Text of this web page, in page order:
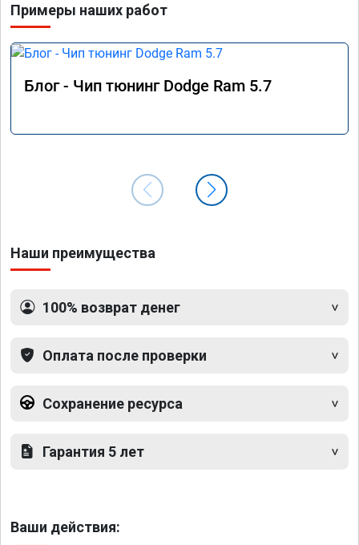
в
Примеры наших работ
Блог - Чип тюнинг Dodge Ram 5.7
Наши преимущества
100% возврат денег
Оплата после проверки
Сохранение ресурса
Гарантия 5 лет
Ваши действия: